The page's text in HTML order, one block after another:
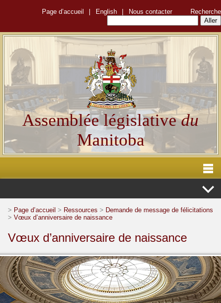
Page d’accueil English Nous contacter Recherche
Assemblée législativedu
Manitoba
> Page d’accueil > Ressources > Demande de message de félicitations
> Vœux d’anniversaire de naissance
Vœux d’anniversaire de naissance